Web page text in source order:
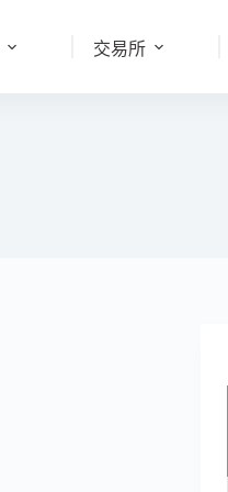
交易所